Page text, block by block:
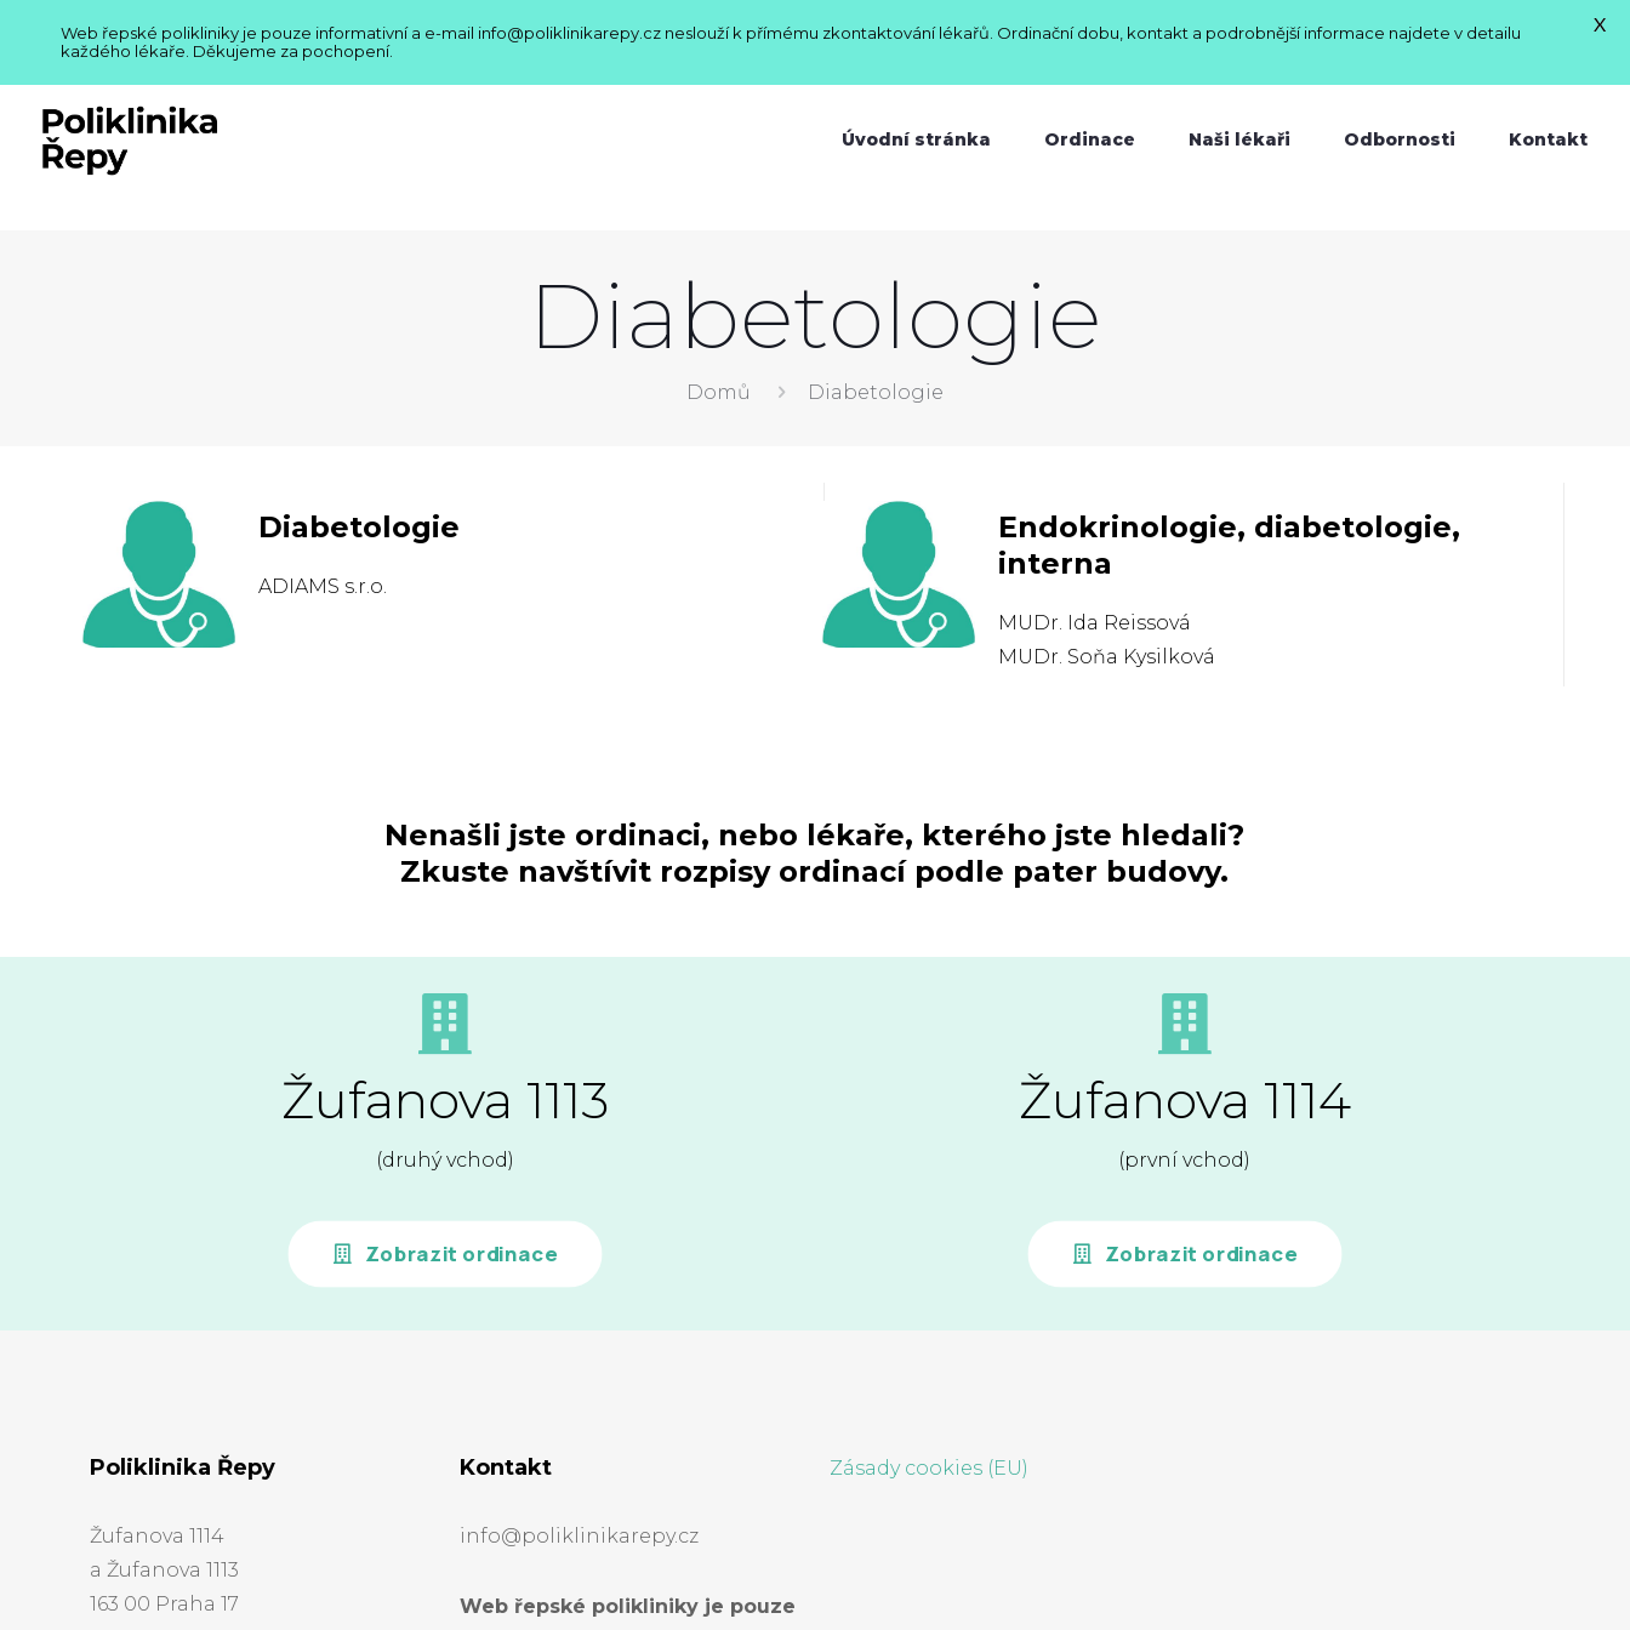
Úvodní stránka Ordinace Naši lékaři Odbornosti Kontakt
Diabetologie
Domů Diabetologie
Diabetologie
ADIAMS s.r.o.
Endokrinologie, diabetologie,
interna
MUDr. Ida Reissová
MUDr. Soňa Kysilková
Nenašli jste ordinaci, nebo lékaře, kterého jste hledali?
Zkuste navštívit rozpisy ordinací podle pater budovy.
Žufanova 1113
(druhý vchod)
Zobrazit ordinace
Žufanova 1114
(první vchod)
Zobrazit ordinace
Poliklinika Řepy
Žufanova 1114
a Žufanova 1113
163 00 Praha 17
Kontakt
info@poliklinikarepy.cz
Web řepské polikliniky je pouze
Zásady cookies (EU)
Web řepské polikliniky je pouze informativní a e-mail info@poliklinikarepy.cz neslouží k přímému zkontaktování lékařů. Ordinační dobu, kontakt a podrobnější informace najdete v detailu
každého lékaře. Děkujeme za pochopení.
X